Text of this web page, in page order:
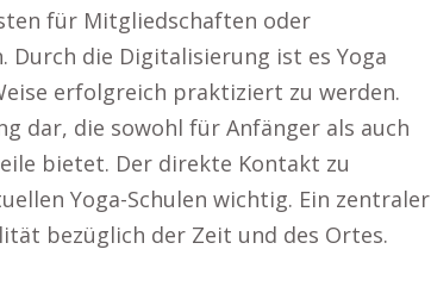
für Mitgliedschaften oder
Durch die Digitalisierung ist es Yoga
erfolgreich praktiziert zu werden.
dar, die sowohl für Anfänger als auch
bietet. Der direkte Kontakt zu
Yoga-Schulen wichtig. Ein zentraler
bezüglich der Zeit und des Ortes.